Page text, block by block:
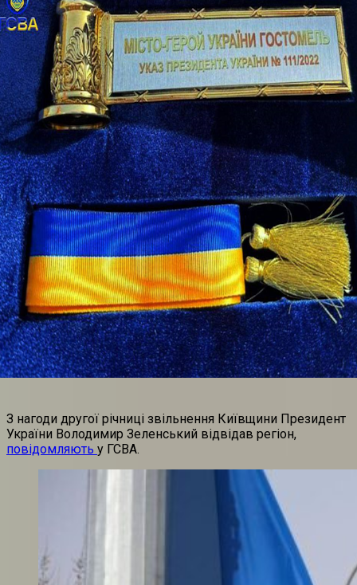
З нагоди другої річниці звільнення Київщини Президент
України Володимир Зеленський відвідав регіон,
повідомляють у ГСВА.